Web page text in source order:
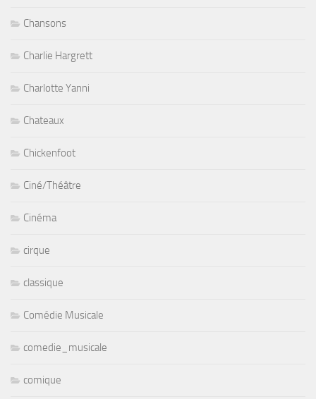
Chansons
Charlie Hargrett
Charlotte Yanni
Chateaux
Chickenfoot
Ciné/Théâtre
Cinéma
cirque
classique
Comédie Musicale
comedie_musicale
comique